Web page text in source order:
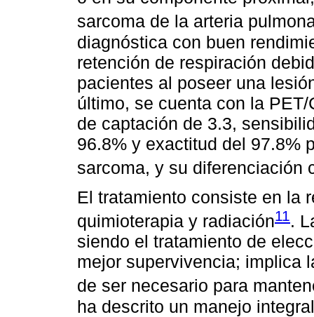
sarcoma de la arteria
diagnóstica con buen
retención de respiración
pacientes al poseer una
último, se cuenta con la
de captación de 3.3,
96.8% y exactitud del 97.8%
sarcoma, y su diferenciación
El tratamiento consiste en la
quimioterapia y radiación11.
siendo el tratamiento de
mejor supervivencia; implica
de ser necesario para
ha descrito un manejo